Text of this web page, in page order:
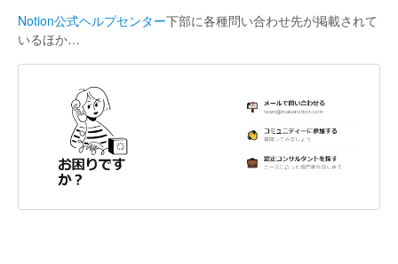
Notion公式ヘルプセンター下部に各種問い合わせ先が掲載されて
いるほか…